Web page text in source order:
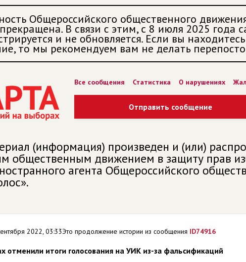
Общероссийского общественного
В связи с этим, с 8 июля 2025 года
и не обновляется. Если вы
то мы рекомендуем вам не делать
Все сообщения Статистика О нарушениях
Отправить сообщение
(информация) произведен и (или)
общественным движением в защиту прав
агента Общероссийского
2022, 03:33Это продолжение истории из сообщения ID74916
отменили итоги голосования на УИК из-за фальсификаций